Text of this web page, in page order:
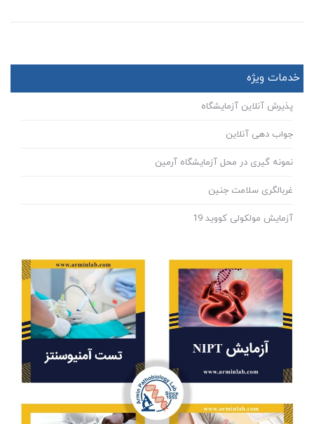
خدمات ویژه
پذیرش آنلاین آزمایشگاه
جواب دهی آنلاین
نمونه گیری در محل آزمایشگاه آرمین
غربالگری سلامت جنین
آزمایش مولکولی کووید 19